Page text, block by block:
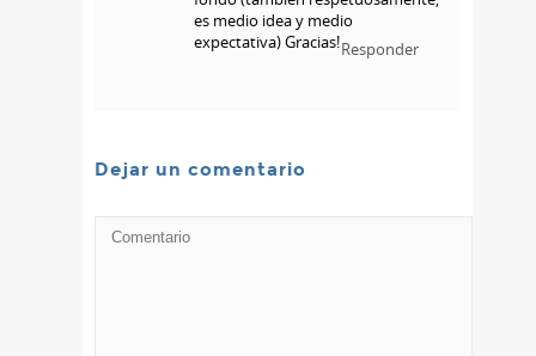
es medio idea y medio
expectativa) Gracias!Responder
Dejar un comentario